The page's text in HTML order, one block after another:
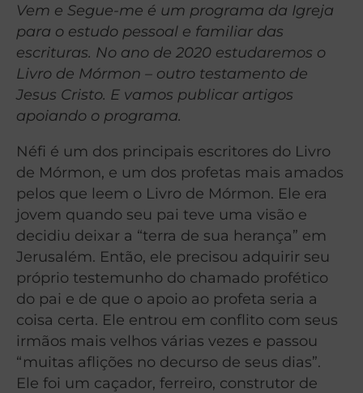
Vem e Segue-me é um programa da Igreja
para o estudo pessoal e familiar das
escrituras. No ano de 2020 estudaremos o
Livro de Mórmon – outro testamento de
Jesus Cristo. E vamos publicar artigos
apoiando o programa.
Néfi é um dos principais escritores do Livro
de Mórmon, e um dos profetas mais amados
pelos que leem o Livro de Mórmon. Ele era
jovem quando seu pai teve uma visão e
decidiu deixar a “terra de sua herança” em
Jerusalém. Então, ele precisou adquirir seu
próprio testemunho do chamado profético
do pai e de que o apoio ao profeta seria a
coisa certa. Ele entrou em conflito com seus
irmãos mais velhos várias vezes e passou
“muitas aflições no decurso de seus dias”.
Ele foi um caçador, ferreiro, construtor de